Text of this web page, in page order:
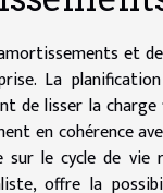
et
La
lisser la charge
en cohérence
le cycle de vie
offre la